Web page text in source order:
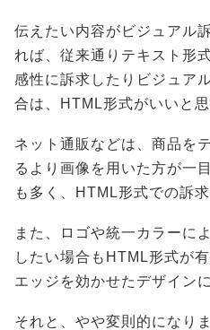
伝えたい内容がビジュアル
れば、従来通りテキスト形
感性に訴求したりビジュア
合は、HTML形式がいいと思
ネット通販などは、商品を
るより画像を用いた方が一
も多く、HTML形式での訴
また、ロゴや統一カラーに
したい場合もHTML形式が
エッジを効かせたデザイン
それと、やや変則的になり